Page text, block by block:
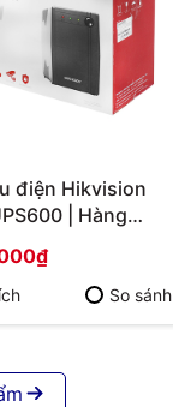
điện Hikvision
| Hàng
So sánh